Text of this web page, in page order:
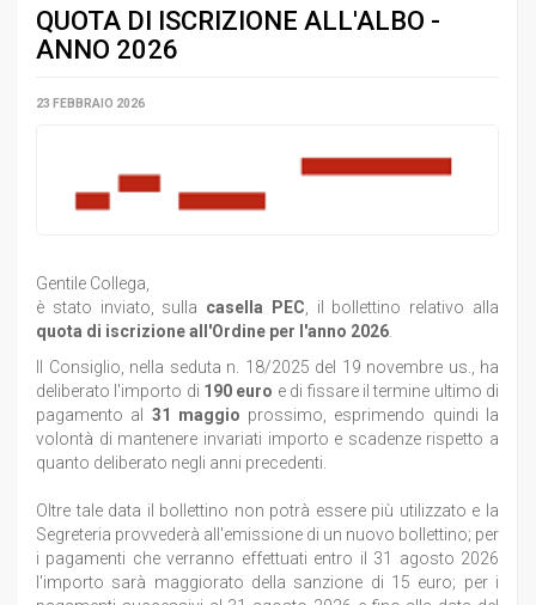
QUOTA DI ISCRIZIONE ALL'ALBO -
ANNO 2026
23 FEBBRAIO 2026
Gentile Collega,
è stato inviato, sulla casella PEC , il bollettino relativo alla
quota di iscrizione all'Ordine per l'anno 2026
Il Consiglio, nella seduta n. 18/2025 del 19 novembre us., ha
deliberato l'importo di 190 euro e di fissare il termine ultimo di
pagamento al 31 maggio prossimo, esprimendo quindi la
volontà di mantenere invariati importo e scadenze rispetto a
quanto deliberato negli anni precedenti.
Oltre tale data il bollettino non potrà essere più utilizzato e la
Segreteria provvederà all'emissione di un nuovo bollettino; per
i pagamenti che verranno effettuati entro il 31 agosto 2026
l'importo sarà maggiorato della sanzione di 15 euro; per i